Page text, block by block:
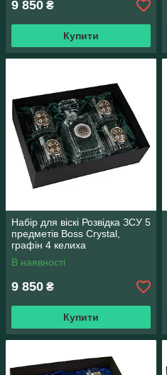
9 850 ₴
Купити
Набір для віскі Розвідка ЗСУ 5
предметів Boss Crystal,
графін 4 келиха
В наявності
9 850 ₴
Купити